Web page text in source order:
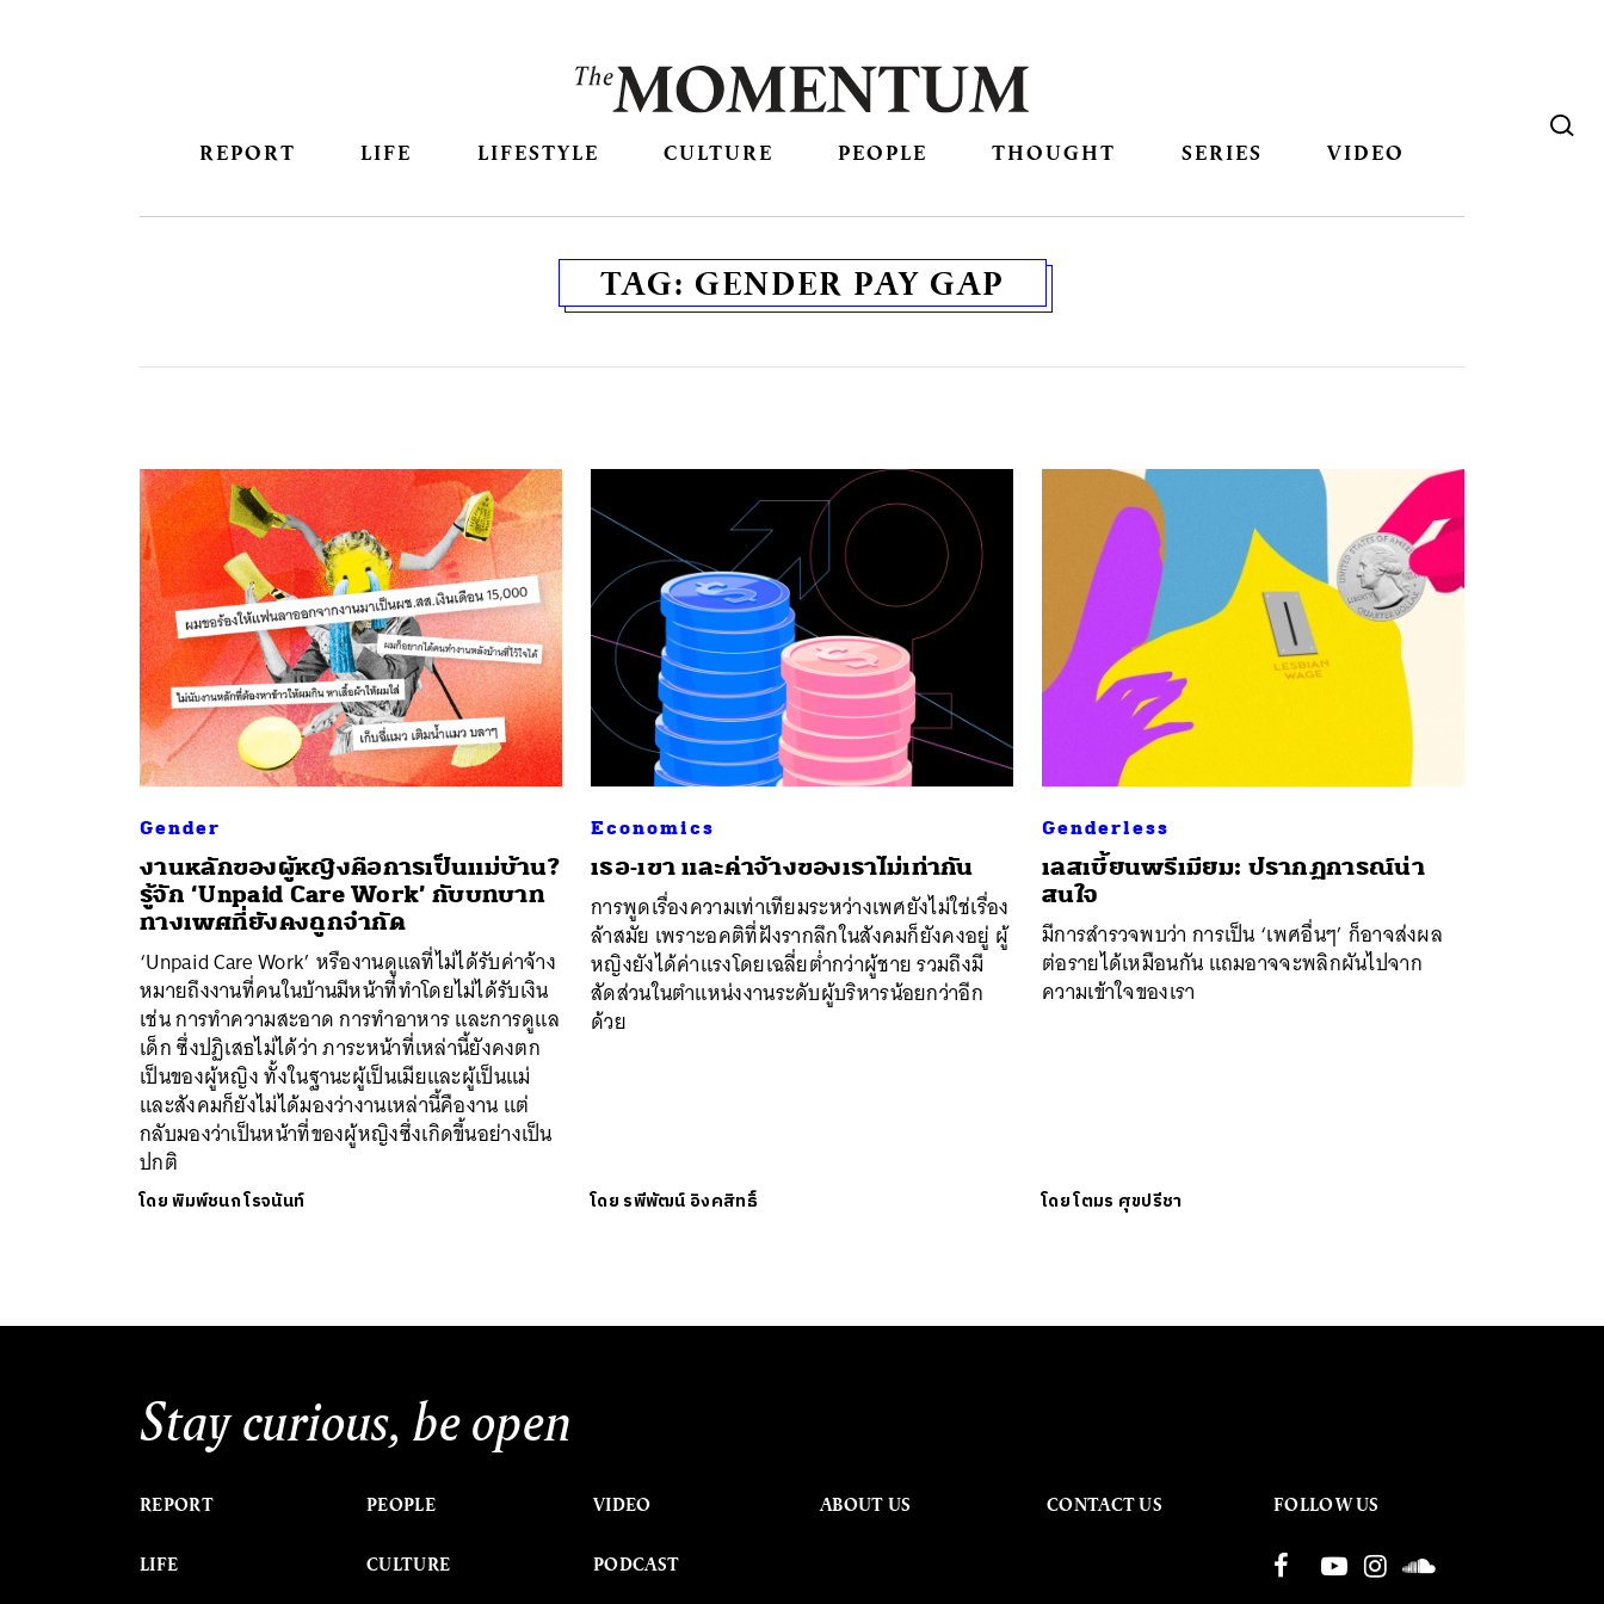
REPORT LIFE LIFESTYLE CULTURE PEOPLE THOUGHT SERIES VIDEO
TAG: GENDER PAY GAP
Gender
งานหลักของผู้หญิงคือการเป็นแม่บ้าน?
รู้จัก ‘Unpaid Care Work’ กับบทบาท
ทางเพศที่ยังคงถูกจำกัด
‘Unpaid Care Work’ หรืองานดูแลที่ไม่ได้รับค่าจ้าง
หมายถึงงานที่คนในบ้านมีหน้าที่ทำโดยไม่ได้รับเงิน
เช่น การทำความสะอาด การทำอาหาร และการดูแล
เด็ก ซึ่งปฏิเสธไม่ได้ว่า ภาระหน้าที่เหล่านี้ยังคงตก
เป็นของผู้หญิง ทั้งในฐานะผู้เป็นเมียและผู้เป็นแม่
และสังคมก็ยังไม่ได้มองว่างานเหล่านี้คืองาน แต่
กลับมองว่าเป็นหน้าที่ของผู้หญิงซึ่งเกิดขึ้นอย่างเป็น
ปกติ
โดยพิมพ์ชนก โรจนันท์
Economics
เธอ-เขา และค่าจ้างของเราไม่เท่ากัน
การพูดเรื่องความเท่าเทียมระหว่างเพศยังไม่ใช่เรื่อง
ล้าสมัย เพราะอคติที่ฝังรากลึกในสังคมก็ยังคงอยู่ ผู้
หญิงยังได้ค่าแรงโดยเฉลี่ยต่ำกว่าผู้ชาย รวมถึงมี
สัดส่วนในตำแหน่งงานระดับผู้บริหารน้อยกว่าอีก
ด้วย
โดย รพีพัฒน์ อิงคสิทธิ์
Genderless
เลสเบี้ยนพรีเมียม: ปรากฏการณ์น่า
สนใจ
มีการสำรวจพบว่า การเป็น ‘เพศอื่นๆ’ ก็อาจส่งผล
ต่อรายได้เหมือนกัน แถมอาจจะพลิกผันไปจาก
ความเข้าใจของเรา
โดยโตมร ศุขปรีชา
Stay curious, be open
REPORT
LIFE
PEOPLE
CULTURE
VIDEO
PODCAST
ABOUT US CONTACT US FOLLOW US
SHARE TWEET LINE EMAIL